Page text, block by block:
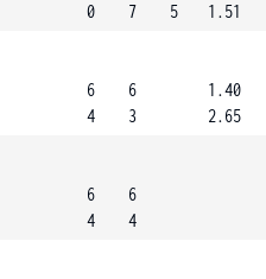
0
7
5
1.51
6
4
6
3
1.40
2.65
6
4
6
4